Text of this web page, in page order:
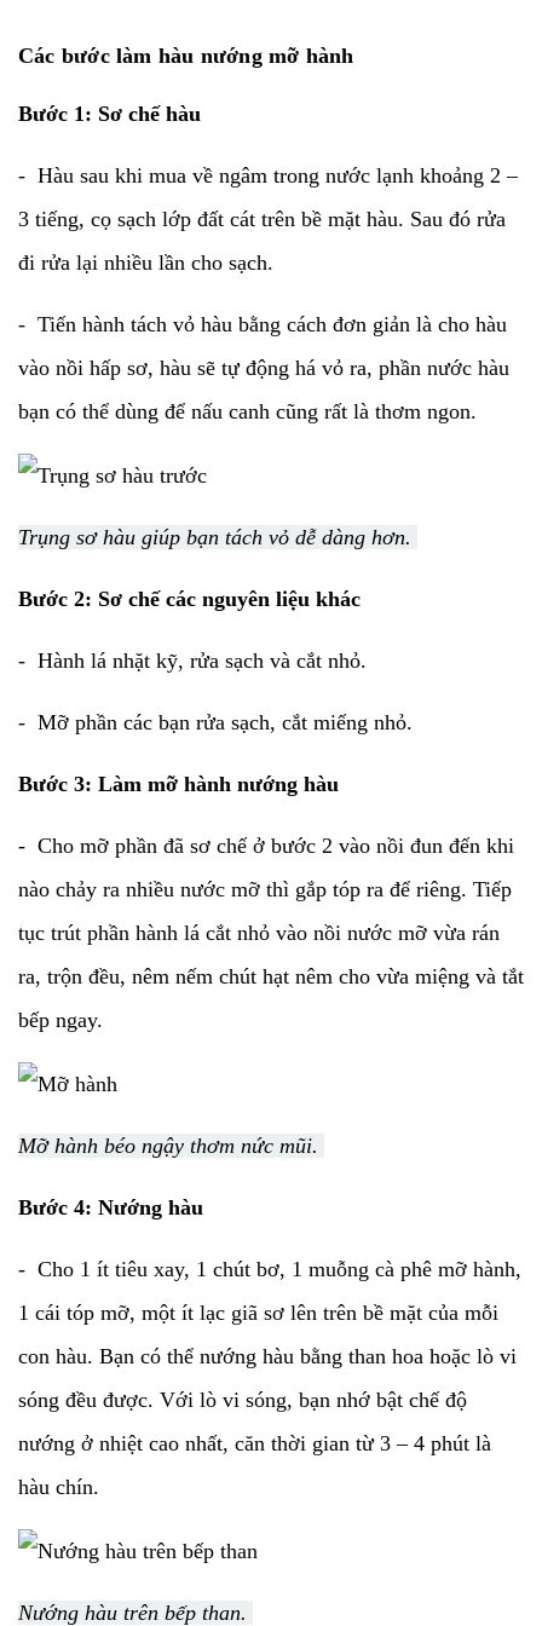
Các bước làm hàu nướng mỡ hành
Bước 1: Sơ chế hàu
- Hàu sau khi mua về ngâm trong nước lạnh khoảng 2 –
3 tiếng, cọ sạch lớp đất cát trên bề mặt hàu. Sau đó rửa
đi rửa lại nhiều lần cho sạch.
- Tiến hành tách vỏ hàu bằng cách đơn giản là cho hàu
vào nồi hấp sơ, hàu sẽ tự động há vỏ ra, phần nước hàu
bạn có thể dùng để nấu canh cũng rất là thơm ngon.
Trụng sơ hàu giúp bạn tách vỏ dễ dàng hơn.
Bước 2: Sơ chế các nguyên liệu khác
- Hành lá nhặt kỹ, rửa sạch và cắt nhỏ.
- Mỡ phần các bạn rửa sạch, cắt miếng nhỏ.
Bước 3: Làm mỡ hành nướng hàu
- Cho mỡ phần đã sơ chế ở bước 2 vào nồi đun đến khi
nào chảy ra nhiều nước mỡ thì gắp tóp ra để riêng. Tiếp
tục trút phần hành lá cắt nhỏ vào nồi nước mỡ vừa rán
ra, trộn đều, nêm nếm chút hạt nêm cho vừa miệng và tắt
bếp ngay.
Mỡ hành béo ngậy thơm nức mũi.
Bước 4: Nướng hàu
- Cho 1 ít tiêu xay, 1 chút bơ, 1 muỗng cà phê mỡ hành,
1 cái tóp mỡ, một ít lạc giã sơ lên trên bề mặt của mỗi
con hàu. Bạn có thể nướng hàu bằng than hoa hoặc lò vi
sóng đều được. Với lò vi sóng, bạn nhớ bật chế độ
nướng ở nhiệt cao nhất, căn thời gian từ 3 – 4 phút là
hàu chín.
Nướng hàu trên bếp than.